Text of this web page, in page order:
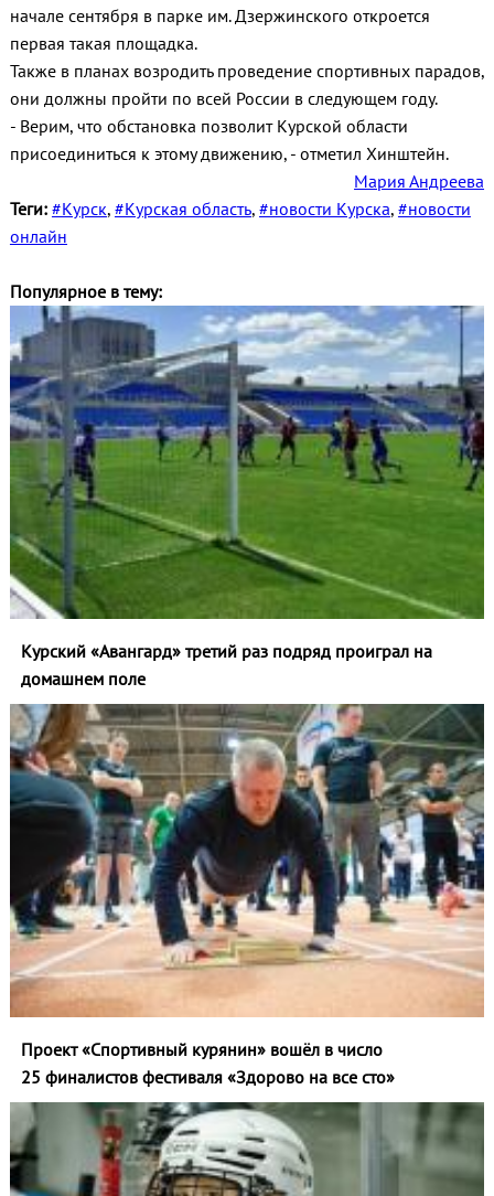
начале сентября в парке им. Дзержинского откроется
первая такая площадка.
Также в планах возродить проведение спортивных парадов,
они должны пройти по всей России в следующем году.
- Верим, что обстановка позволит Курской области
присоединиться к этому движению, - отметил Хинштейн.
Мария Андреева
Теги: #Курск, #Курская область, #новости Курска, #новости
онлайн
Популярное в тему:
Курский «Авангард» третий раз подряд проиграл на
домашнем поле
Проект «Спортивный курянин» вошёл в число
25 финалистов фестиваля «Здорово на все сто»